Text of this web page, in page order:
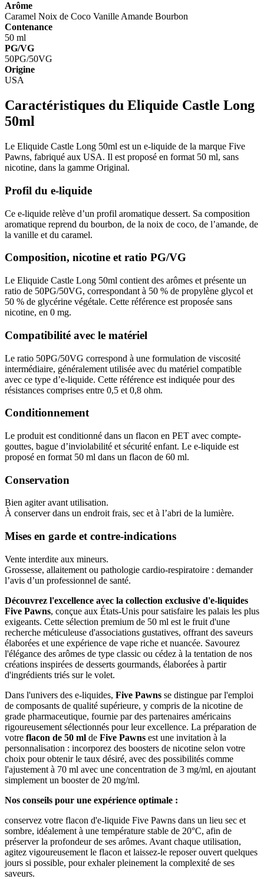
Arôme
Caramel Noix de Coco VanilleAmande Bourbon
Contenance
50 ml
PG/VG
50PG/50VG
Origine
USA
Caractéristiques du Eliquide Castle Long
50ml
Le Eliquide Castle Long 50ml est un e-liquide de la marque Five
Pawns, fabriqué aux USA. Il est proposé en format 50 ml, sans
nicotine, dans la gamme Original.
Profil du e-liquide
Ce e-liquide relève d’un profil aromatique dessert. Sa composition
aromatique reprend du bourbon, de la noix de coco, de l’amande, de
la vanille et du caramel.
Composition, nicotine et ratio PG/VG
Le Eliquide Castle Long 50ml contient des arômes et présente un
ratio de 50PG/50VG, correspondant à 50 % de propylène glycol et
50 % de glycérine végétale. Cette référence est proposée sans
nicotine, en 0 mg.
Compatibilité avec le matériel
Le ratio 50PG/50VG correspond à une formulation de viscosité
intermédiaire, généralement utilisée avec du matériel compatible
avec ce type d’e-liquide. Cette référence est indiquée pour des
résistances comprises entre 0,5 et 0,8 ohm.
Conditionnement
Le produit est conditionné dans un flacon en PET avec compte-
gouttes, bague d’inviolabilité et sécurité enfant. Le e-liquide est
proposé en format 50 ml dans un flacon de 60 ml.
Conservation
Bien agiter avant utilisation.
À conserver dans un endroit frais, sec et à l’abri de la lumière.
Mises en garde et contre-indications
Vente interdite aux mineurs.
Grossesse, allaitement ou pathologie cardio-respiratoire : demander
l’avis d’un professionnel de santé.
Découvrez l'excellence avec la collection exclusive d'e-liquides
Five Pawns, conçue aux États-Unis pour satisfaire les palais les plus
exigeants. Cette sélection premium de 50 ml est le fruit d'une
recherche méticuleuse d'associations gustatives, offrant des saveurs
élaborées et une expérience de vape riche et nuancée. Savourez
l'élégance des arômes de type classic ou cédez à la tentation de nos
créations inspirées de desserts gourmands, élaborées à partir
d'ingrédients triés sur le volet.
Dans l'univers des e-liquides, Five Pawns se distingue par l'emploi
de composants de qualité supérieure, y compris de la nicotine de
grade pharmaceutique, fournie par des partenaires américains
rigoureusement sélectionnés pour leur excellence. La préparation de
votre flacon de 50 ml de Five Pawns est une invitation à la
personnalisation : incorporez des boosters de nicotine selon votre
choix pour obtenir le taux désiré, avec des possibilités comme
l'ajustement à 70 ml avec une concentration de 3 mg/ml, en ajoutant
simplement un booster de 20 mg/ml.
Nos conseils pour une expérience optimale :
conservez votre flacon d'e-liquide Five Pawns dans un lieu sec et
sombre, idéalement à une température stable de 20°C, afin de
préserver la profondeur de ses arômes. Avant chaque utilisation,
agitez vigoureusement le flacon et laissez-le reposer ouvert quelques
jours si possible, pour exhaler pleinement la complexité de ses
saveurs.